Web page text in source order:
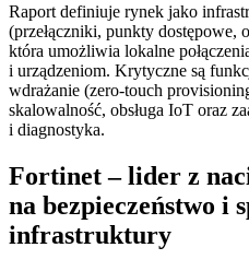
Raport definiuje rynek jako
(przełączniki, punkty dostępowe,
która umożliwia lokalne
i urządzeniom. Krytyczne są
wdrażanie (zero-touch
skalowalność, obsługa IoT oraz
i diagnostyka.
Fortinet – lider z
na bezpieczeństwo i
infrastruktury